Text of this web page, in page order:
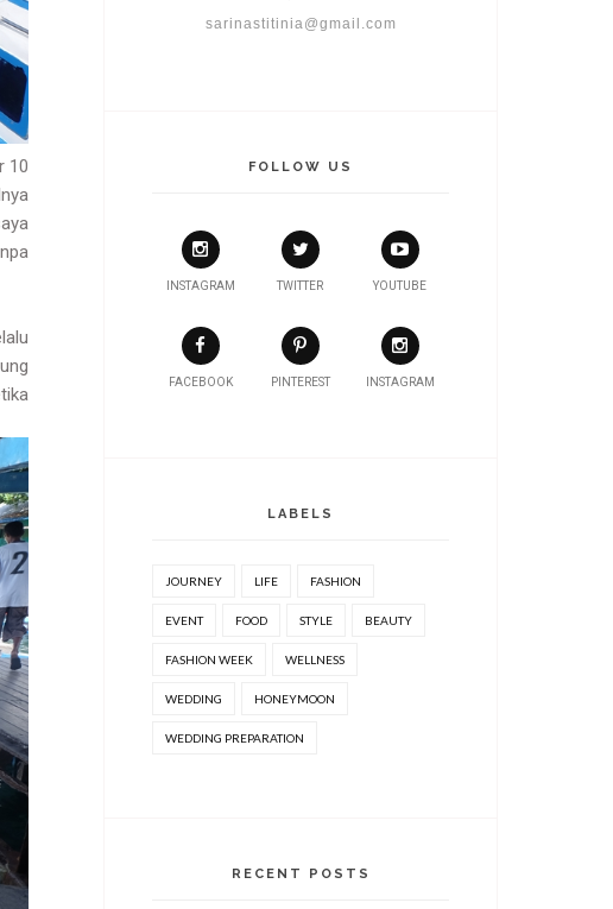
10
sarinastitinia@gmail.com
FOLLOW US
INSTAGRAM TWITTER YOUTUBE
FACEBOOK PINTEREST INSTAGRAM
LABELS
JOURNEY LIFE FASHION
EVENT FOOD STYLE BEAUTY
FASHION WEEK WELLNESS
WEDDING HONEYMOON
WEDDING PREPARATION
RECENT POSTS